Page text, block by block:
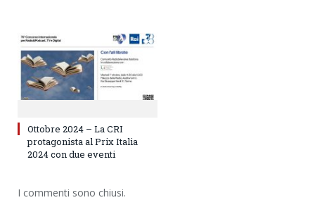
Ottobre 2024 – La CRI
protagonista al Prix Italia
2024 con due eventi
I commenti sono chiusi.